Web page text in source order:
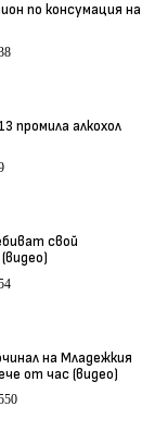
по консумация на
промила алкохол
свой
на Младежкия
от час (видео)